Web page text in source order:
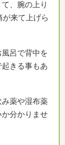
、腕の上り
来て上げら
呂で背中を
きる事もあ
薬や湿布薬
分かりませ